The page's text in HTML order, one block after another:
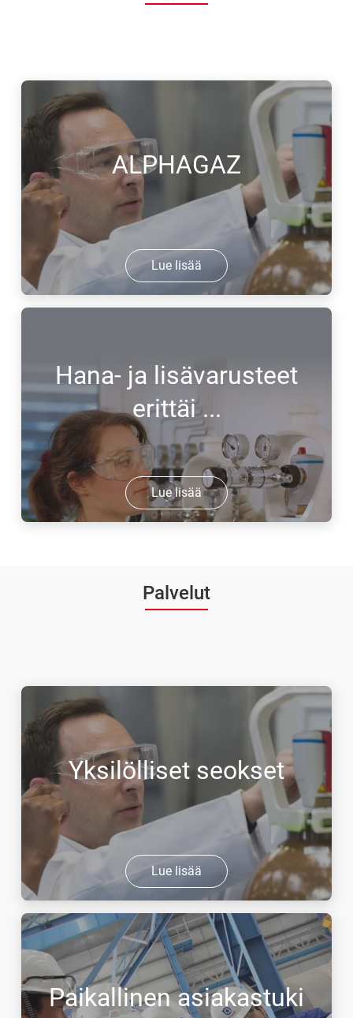
ALPHAGAZ
Lue lisää
Hana- ja lisävarusteet
erittäi ...
Lue lisää
Palvelut
Yksilölliset seokset
Lue lisää
Paikallinen asiakastuki